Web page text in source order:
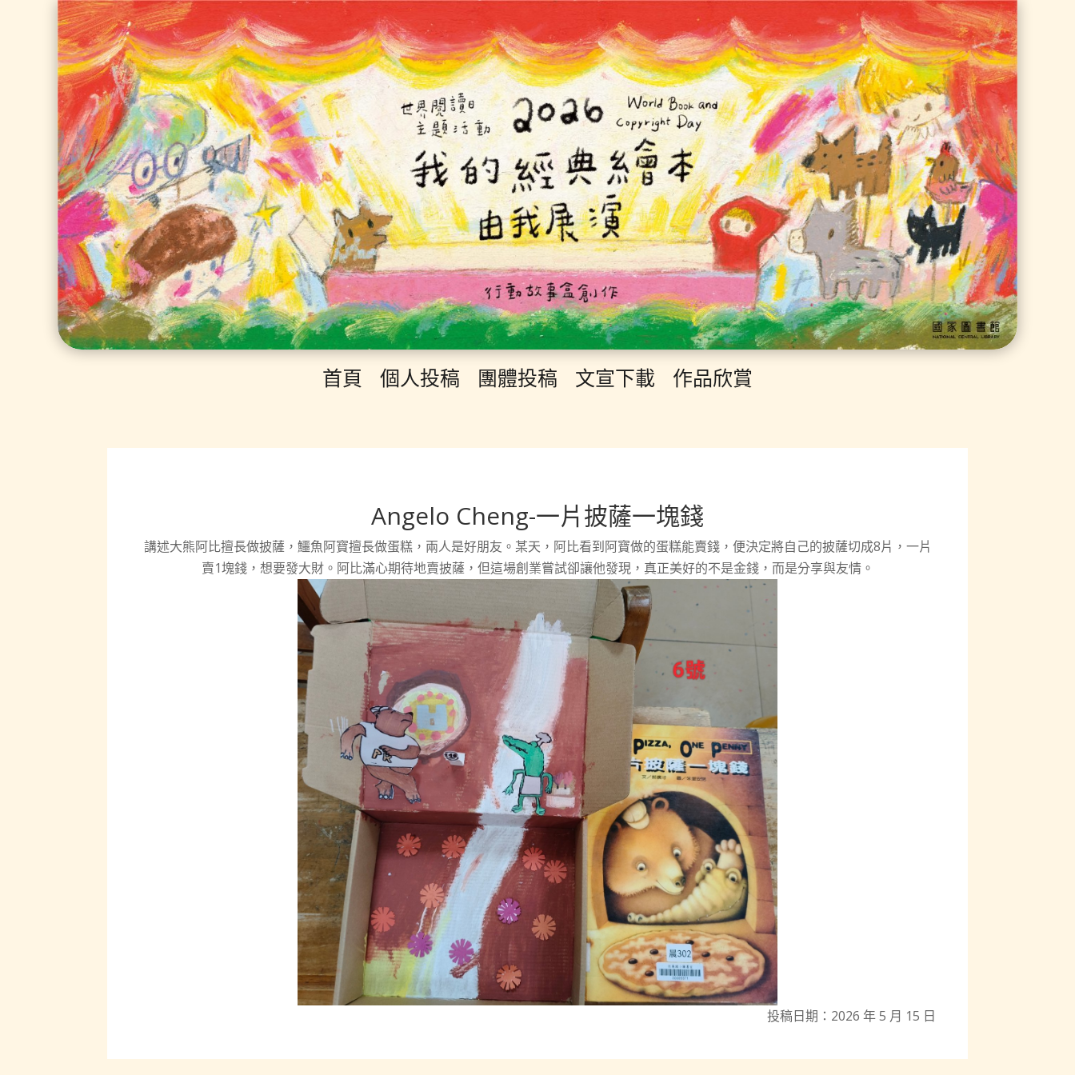
首頁 個人投稿 團體投稿 文宣下載 作品欣賞
Angelo Cheng-一片披薩一塊錢
講述大熊阿比擅長做披薩，鱷魚阿寶擅長做蛋糕，兩人是好朋友。某天，阿比看到阿寶做的蛋糕能賣錢，便決定將自己的披薩切成8片，一片
賣1塊錢，想要發大財。阿比滿心期待地賣披薩，但這場創業嘗試卻讓他發現，真正美好的不是金錢，而是分享與友情。
投稿日期：2026 年 5 月 15 日